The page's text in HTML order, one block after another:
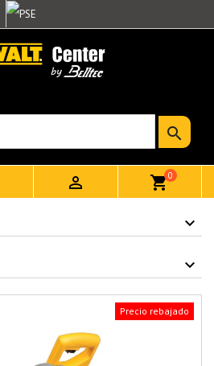

 shopping_cart0
Precio rebajado